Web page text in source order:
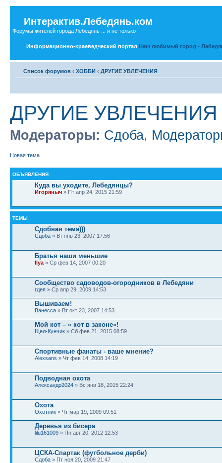
Интерактив.Лебедянь.ком
Форумы жителей города Лебедянь ... и не только
Информационно-краеведческий портал Наш любимый город -
Список форумов ‹ ХОББИ ‹ ДРУГИЕ УВЛЕЧЕНИЯ
ДРУГИЕ УВЛЕЧЕНИЯ
Модераторы: Сдоба,
Новая тема
ОБЪЯВЛЕНИЯ
Куда вы уходите, Лебедянцы?
Игоряныч » Пт апр 24, 2015 21:59
ТЕМЫ
Сдобная тема)))
Сдоба » Вт янв 23, 2007 17:56
Братья наши меньшие
Ilya » Ср фев 14, 2007 00:20
Сообщество садоводов-огородников в Лебедяни
гдея » Ср апр 29, 2009 14:53
Вышиваем!
Ванесса » Вт окт 23, 2007 14:53
Мой кот – « кот в законе»!
Щел-Кунчик » Сб фев 21, 2015 08:59
Спортивные фанаты - ваше мнение?
Alexsans » Чт фев 14, 2008 14:19
Подводная охота
Александр2024 » Вс янв 18, 2015 22:24
Охота
Охотник » Чт мар 19, 2009 09:51
Деревья из бисера
lilu161009 » Пн авг 20, 2012 12:53
ЦСКА-Спартак (футбольное дерби)
Сдоба » Пт ноя 20, 2009 21:47